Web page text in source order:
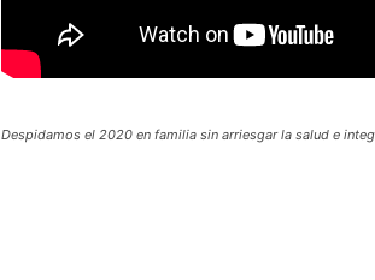
Despidamos el 2020 en familia sin arriesgar la salud e